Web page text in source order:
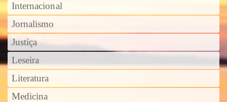
Internacional
Jornalismo
Justiça
Leseira
Literatura
Medicina